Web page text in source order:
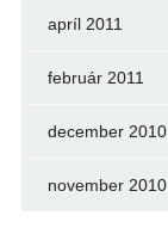
apríl 2011
február 2011
december 2010
november 2010